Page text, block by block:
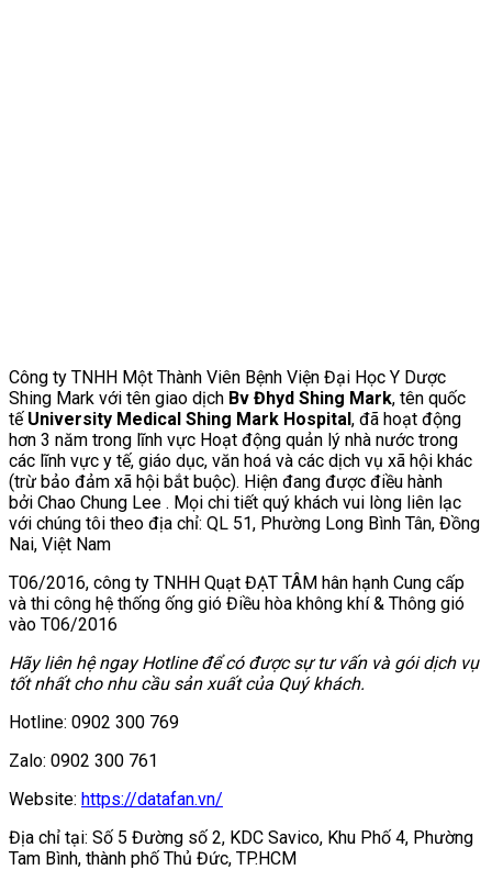
Công ty TNHH Một Thành Viên Bệnh Viện Đại Học Y Dược
Shing Mark với tên giao dịch Bv Đhyd Shing Mark, tên quốc
tế University Medical Shing Mark Hospital, đã hoạt động
hơn 3 năm trong lĩnh vực Hoạt động quản lý nhà nước trong
các lĩnh vực y tế, giáo dục, văn hoá và các dịch vụ xã hội khác
(trừ bảo đảm xã hội bắt buộc). Hiện đang được điều hành
bởi Chao Chung Lee . Mọi chi tiết quý khách vui lòng liên lạc
với chúng tôi theo địa chỉ: QL 51, Phường Long Bình Tân, Đồng
Nai, Việt Nam
T06/2016, công ty TNHH Quạt ĐẠT TÂM hân hạnh Cung cấp
và thi công hệ thống ống gió Điều hòa không khí & Thông gió
vào T06/2016
Hãy liên hệ ngay Hotline để có được sự tư vấn và gói dịch vụ
tốt nhất cho nhu cầu sản xuất của Quý khách.
Hotline: 0902 300 769
Zalo: 0902 300 761
Website: https://datafan.vn/
Địa chỉ tại: Số 5 Đường số 2, KDC Savico, Khu Phố 4, Phường
Tam Bình, thành phố Thủ Đức, TP.HCM